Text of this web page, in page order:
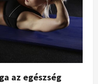
az egészség